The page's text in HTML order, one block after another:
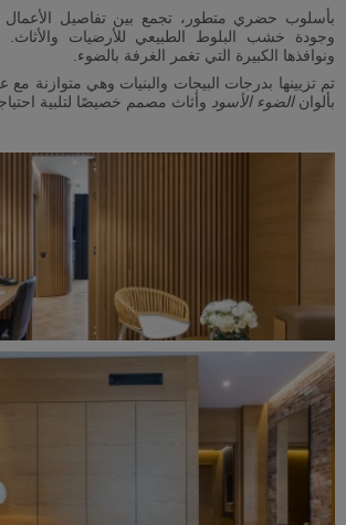
بأسلوب حضري متطور، تجمع بين تفاصيل الأعمال
وجودة خشب البلوط الطبيعي للأرضيات والأثاث.
ونوافذها الكبيرة التي تغمر الغرفة بالضوء.
تم تزيينها بدرجات البيجات والبنيات وهي متوازنة مع
بألوانالضوء الأسود وأثاث مصمم خصيصًا لتلبية